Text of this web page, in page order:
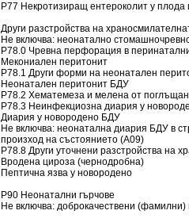
Р77 Некротизиращ ентероколит у плода
Други разстройства на
Не включва: неонатално
Р78.0 Чревна перфорация в
Мекониален перитонит
Р78.1 Други форми на неонатален
Неонатален перитонит БДУ
Р78.2 Хематемеза и мелена от
Р78.3 Неинфекциозна диария у
Диария у новородено БДУ
Не включва: неонатална диария БДУ в
произход на състоянието (A09)
Р78.8 Други уточнени разстройства на
Вродена цироза (чернодробна)
Пептична язва у новородено
Р90 Неонатални гърчове
Не включва: доброкачествени